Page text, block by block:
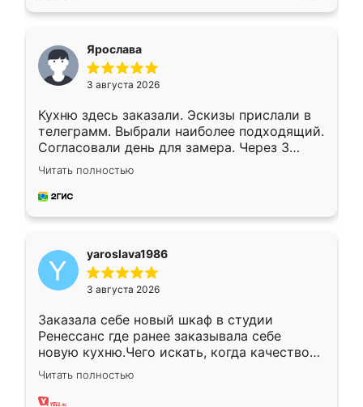
Ярослава
3 августа 2026
Кухню здесь заказали. Эскизы прислали в
телеграмм. Выбрали наиболее подходящий.
Согласовали день для замера. Через 3
недели кухня была уже готова. Остались
довольны работой. Спасибо Ренессанс
мебель за качественную работу!
Читать полностью
yaroslava1986
3 августа 2026
Заказала себе новый шкаф в студии
Ренессанс где ранее заказывала себе
новую кухню.Чего искать, когда качеством
вполне довольна. Служит кухня уже почти
два года, нареканий нет.
Читать полностью